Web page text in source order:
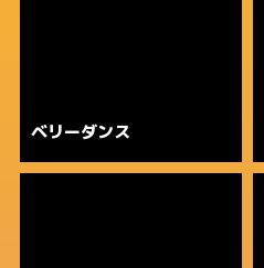
ベリーダンス